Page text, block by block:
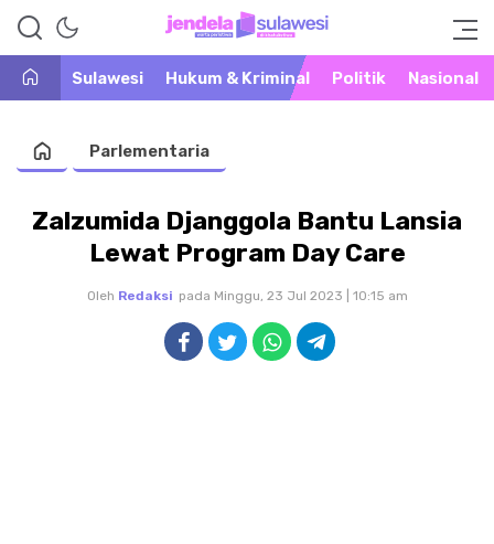
Jendela Sulawesi
Warta Peristiwa di Khatulistiwa
Sulawesi
Hukum & Kriminal Politik Nasional
Parlementaria
Zalzumida Djanggola Bantu Lansia
Lewat Program Day Care
Oleh Redaksi pada Minggu, 23 Jul 2023 | 10:15 am